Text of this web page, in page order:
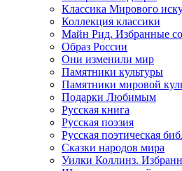
Классика Мирового
Коллекция классики
Майн Рид. Избранные
Образ России
Они изменили мир
Памятники культуры
Памятники мировой
Подарки Любимым
Русская книга
Русская поэзия
Русская поэтическая
Сказки народов мира
Уилки Коллинз.